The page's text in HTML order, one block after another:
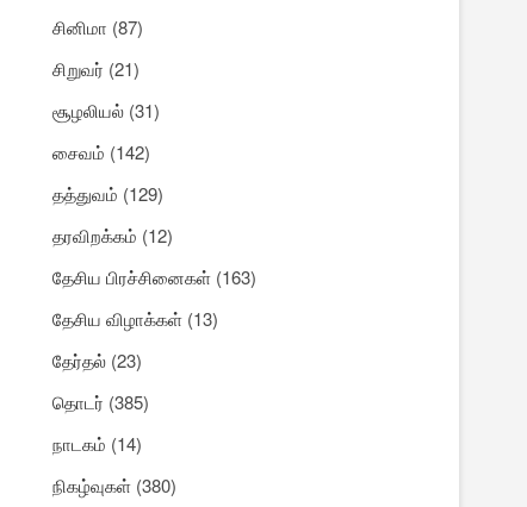
சினிமா (87)
சிறுவர் (21)
சூழலியல் (31)
சைவம் (142)
தத்துவம் (129)
தரவிறக்கம் (12)
தேசிய பிரச்சினைகள் (163)
தேசிய விழாக்கள் (13)
தேர்தல் (23)
தொடர் (385)
நாடகம் (14)
நிகழ்வுகள் (380)